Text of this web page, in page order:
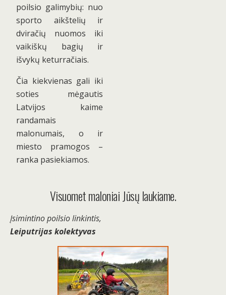
poilsio galimybių: nuo
sporto aikštelių ir
dviračių nuomos iki
vaikiškų bagių ir
išvykų keturračiais.
Čia kiekvienas gali iki
soties mėgautis
Latvijos kaime
randamais
malonumais, o ir
miesto pramogos –
ranka pasiekiamos.
Visuomet maloniai Jūsų laukiame.
Įsimintino poilsio linkintis,
Leiputrijas kolektyvas